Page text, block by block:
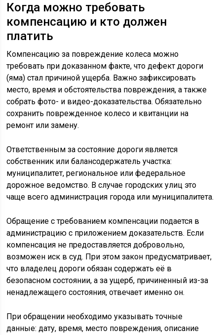
Когда можно требовать
компенсацию и кто должен
платить
Компенсацию за повреждение колеса можно
требовать при доказанном факте, что дефект дороги
(яма) стал причиной ущерба. Важно зафиксировать
место, время и обстоятельства повреждения, а также
собрать фото- и видео-доказательства. Обязательно
сохранить поврежденное колесо и квитанции на
ремонт или замену.
Ответственным за состояние дороги является
собственник или балансодержатель участка:
муниципалитет, региональное или федеральное
дорожное ведомство. В случае городских улиц это
чаще всего администрация города или муниципалитета.
Обращение с требованием компенсации подается в
администрацию с приложением доказательств. Если
компенсация не предоставляется добровольно,
возможен иск в суд. При этом закон предусматривает,
что владелец дороги обязан содержать её в
безопасном состоянии, а за ущерб, причиненный из-за
ненадлежащего состояния, отвечает именно он.
При обращении необходимо указывать точные
данные: дату, время, место повреждения, описание